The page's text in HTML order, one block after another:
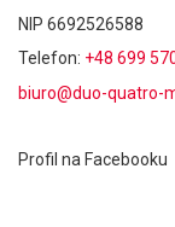
NIP 6692526588
Telefon: +48 699
biuro@duo-quatro-
Profil na Facebooku